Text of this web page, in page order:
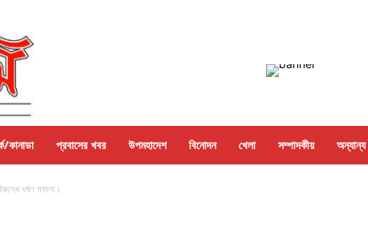
কানাডা প্রবাসের খবর উপমহাদেশ বিনোদন খেলা সম্পাদকীয় অন্যান্য
ধর্ষণ মামলা।